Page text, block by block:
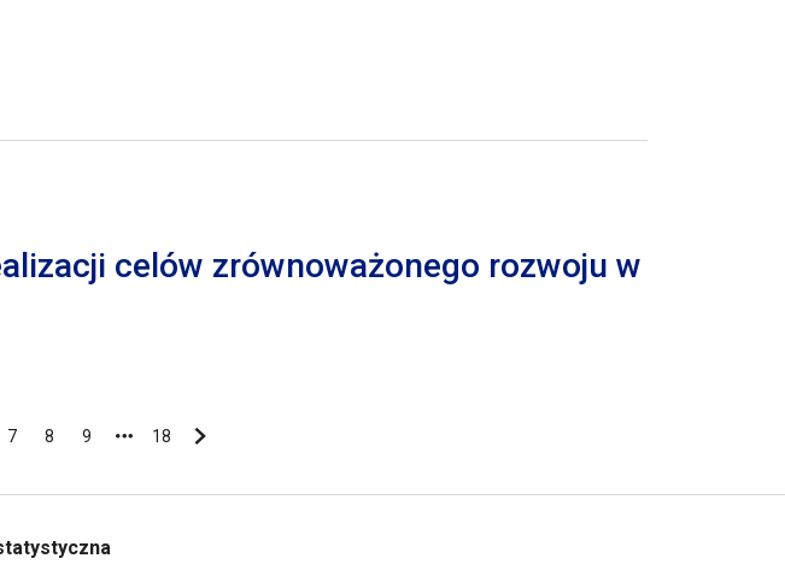
celów zrównoważonego rozwoju w
Strona
7
Strona
8
Strona
9
Ostatnia strona
18
Następna strona